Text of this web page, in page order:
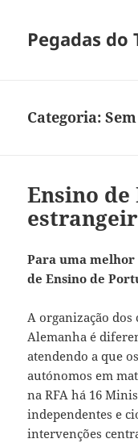
Pegadas do
Categoria:
Ensino
Para uma melhor
de Ensino de
A organização
Alemanha é
atendendo a que
autónomos em
na RFA há 16
independentes e
intervenções